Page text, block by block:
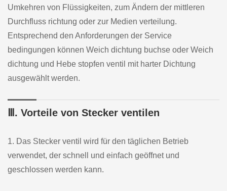
Umkehren von Flüssigkeiten, zum Ändern der mittleren
Durchfluss richtung oder zur Medien verteilung.
Entsprechend den Anforderungen der Service
bedingungen können Weich dichtung buchse oder Weich
dichtung und Hebe stopfen ventil mit harter Dichtung
ausgewählt werden.
Ⅲ. Vorteile von Stecker ventilen
1. Das Stecker ventil wird für den täglichen Betrieb
verwendet, der schnell und einfach geöffnet und
geschlossen werden kann.